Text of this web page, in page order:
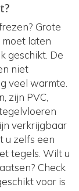
Grote
laten
geschikt. De
niet
veel warmte.
zijn PVC,
verkrijgbaar
u zelfs een
tegels. Wilt u
Check
voor is